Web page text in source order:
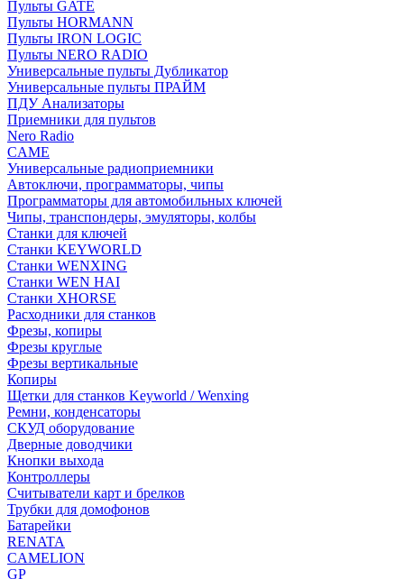
Пульты GATE
Пульты HORMANN
Пульты IRON LOGIC
Пульты NERO RADIO
Универсальные пульты Дубликатор
Универсальные пульты ПРАЙМ
ПДУ Анализаторы
Приемники для пультов
Nero Radio
CAME
Универсальные радиоприемники
Автоключи, программаторы, чипы
Программаторы для автомобильных ключей
Чипы, транспондеры, эмуляторы, колбы
Станки для ключей
Станки KEYWORLD
Станки WENXING
Станки WEN HAI
Станки XHORSE
Расходники для станков
Фрезы, копиры
Фрезы круглые
Фрезы вертикальные
Копиры
Щетки для станков Keyworld / Wenxing
Ремни, конденсаторы
СКУД оборудование
Дверные доводчики
Кнопки выхода
Контроллеры
Считыватели карт и брелков
Трубки для домофонов
Батарейки
RENATA
CAMELION
GP